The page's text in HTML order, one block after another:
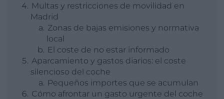
Multas y restricciones de movilidad en
Madrid
Zonas de bajas emisiones y normativa
local
El coste de no estar informado
Aparcamiento y gastos diarios: el coste
silencioso del coche
Pequeños importes que se acumulan
Cómo afrontar un gasto urgente del coche